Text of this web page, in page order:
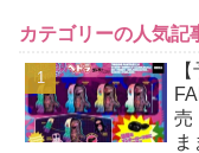
カテゴリーの人気記
売